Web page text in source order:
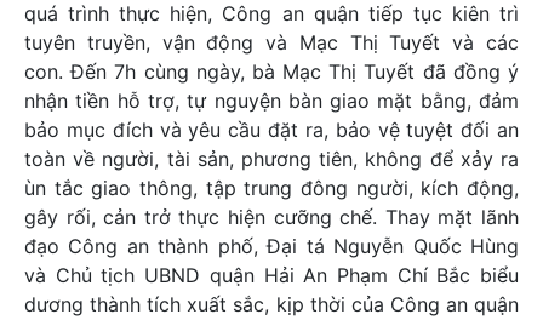
quá trình thực hiện, Công an quận tiếp tục kiên trì
tuyên truyền, vận động và Mạc Thị Tuyết và các
con. Đến 7h cùng ngày, bà Mạc Thị Tuyết đã đồng ý
nhận tiền hỗ trợ, tự nguyện bàn giao mặt bằng, đảm
bảo mục đích và yêu cầu đặt ra, bảo vệ tuyệt đối an
toàn về người, tài sản, phương tiên, không để xảy ra
ùn tắc giao thông, tập trung đông người, kích động,
gây rối, cản trở thực hiện cưỡng chế. Thay mặt lãnh
đạo Công an thành phố, Đại tá Nguyễn Quốc Hùng
và Chủ tịch UBND quận Hải An Phạm Chí Bắc biểu
dương thành tích xuất sắc, kịp thời của Công an quận